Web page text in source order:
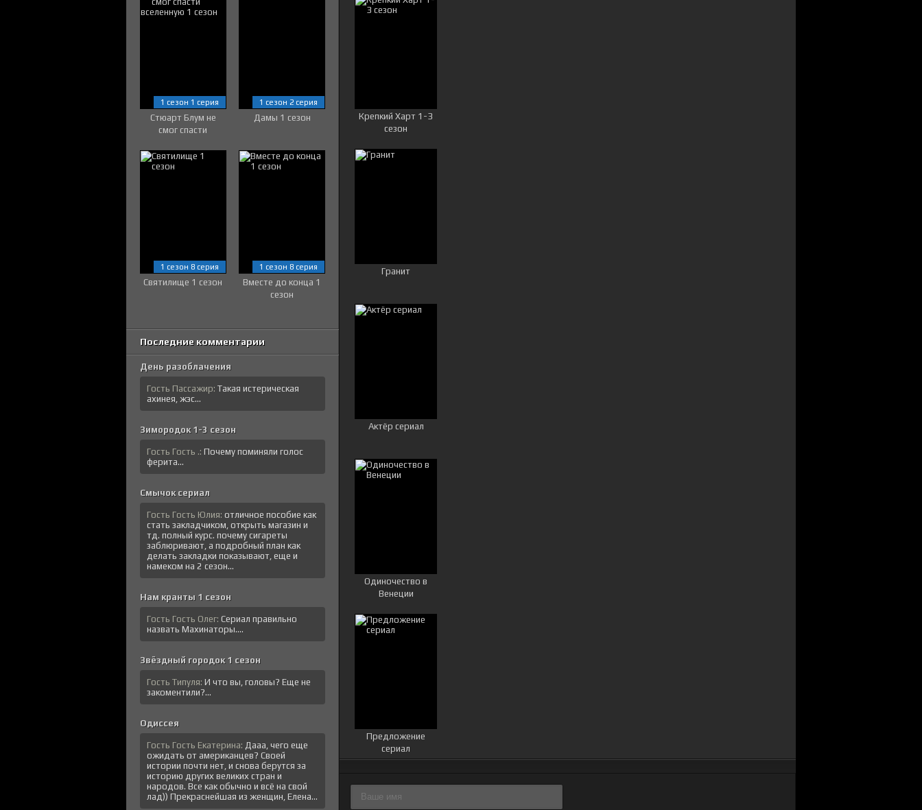
Крепкий Харт 1-3
сезон
Гранит
Актёр сериал
Одиночество в
Венеции
Предложение
сериал
Стюарт Блум не
смог спасти
1 сезон 1 серия
Дамы 1 сезон
1 сезон 2 серия
Святилище 1 сезон
1 сезон 8 серия
Вместе до конца 1
сезон
1 сезон 8 серия
Последние комментарии
День разоблачения
Гость Пассажир: Такая истерическая
ахинея, жэс...
Зимородок 1-3 сезон
Гость Гость .: Почему поминяли голос
ферита...
Смычок сериал
Гость Гость Юлия: отличное пособие как
стать закладчиком, открыть магазин и
тд. полный курс. почему сигареты
заблюривают, а подробный план как
делать закладки показывают, еще и
намеком на 2 сезон...
Нам кранты 1 сезон
Гость Гость Олег: Сериал правильно
назвать Махинаторы....
Звёздный городок 1 сезон
Гость Типуля: И что вы, головы? Еще не
закоментили?...
Одиссея
Гость Гость Екатерина: Дааа, чего еще
ожидать от американцев? Своей
истории почти нет, и снова берутся за
историю других великих стран и
народов. Все как обычно и всё на свой
лад)) Прекраснейшая из женщин, Елена...